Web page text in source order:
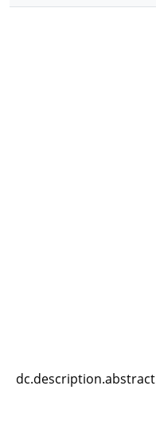
dc.description.abstract